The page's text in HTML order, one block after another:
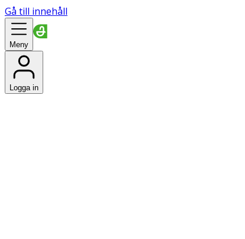
Gå till innehåll
Meny
Logga in